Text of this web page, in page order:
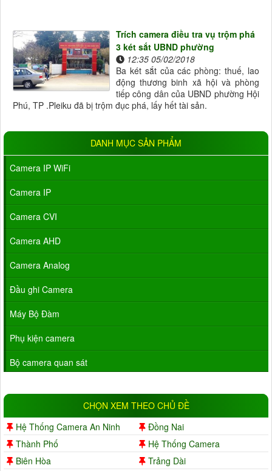
Trích camera điều tra vụ trộm phá
3 két sắt UBND phường
12:35 05/02/2018
Ba két sắt của các phòng: thuế, lao
động thương binh xã hội và phòng
tiếp công dân của UBND phường Hội
Phú, TP .Pleiku đã bị trộm đục phá, lấy hết tài sản.
DANH MỤC SẢN PHẨM
Camera IP WiFi
Camera IP
Camera CVI
Camera AHD
Camera Analog
Đầu ghi Camera
Máy Bộ Đàm
Phụ kiện camera
Bộ camera quan sát
CHỌN XEM THEO CHỦ ĐỀ
Hệ Thống Camera An Ninh
Đồng Nai
Thành Phố
Hệ Thống Camera
Biên Hòa
Trảng Dài